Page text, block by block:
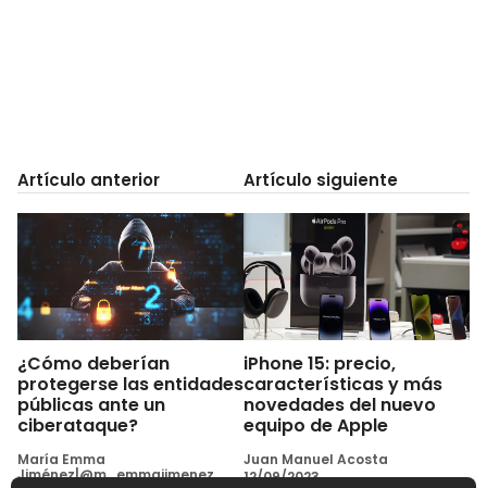
Artículo anterior
¿Cómo deberían
protegerse las entidades
públicas ante un
ciberataque?
María Emma
Jiménez|@m_emmajimenez
Artículo siguiente
iPhone 15: precio,
características y más
novedades del nuevo
equipo de Apple
Juan Manuel Acosta
12/09/2023